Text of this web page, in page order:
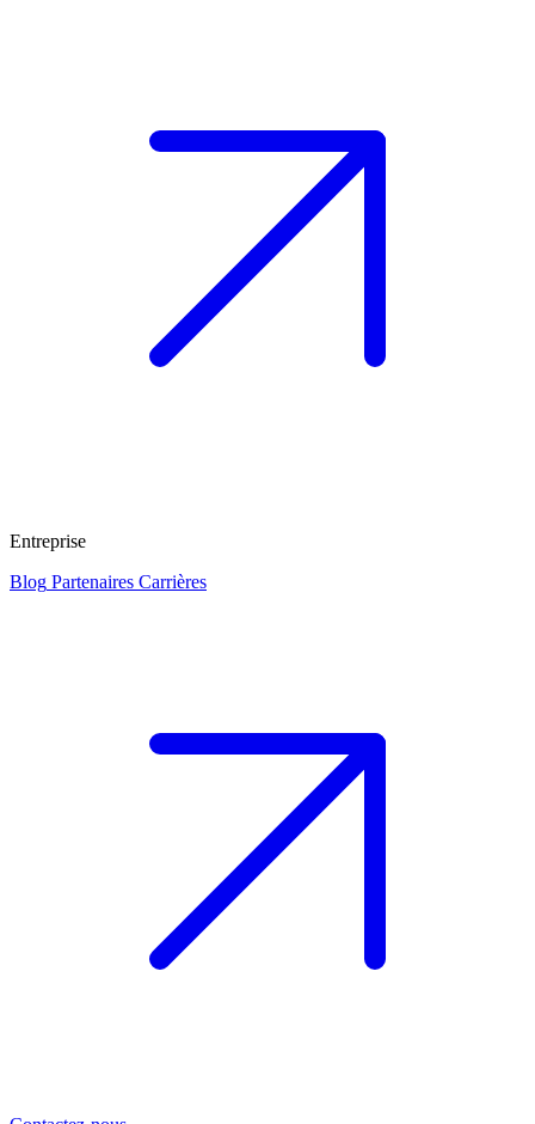
Entreprise
Blog Partenaires Carrières